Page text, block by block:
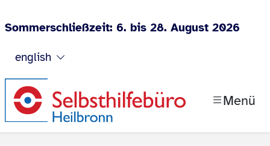
Jump to content
Sommerschließzeit: 6. bis 28. August 2026
english
Menü